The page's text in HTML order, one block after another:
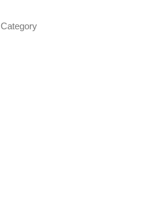
Category